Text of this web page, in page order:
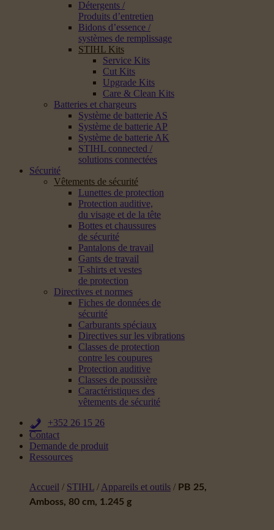
Détergents /
Produits d’entretien
Bidons d’essence /
systèmes de remplissage
STIHL Kits
Service Kits
Cut Kits
Upgrade Kits
Care & Clean Kits
Batteries et chargeurs
Système de batterie AS
Système de batterie AP
Système de batterie AK
STIHL connected /
solutions connectées
Sécurité
Vêtements de sécurité
Lunettes de protection
Protection auditive,
du visage et de la tête
Bottes et chaussures
de sécurité
Pantalons de travail
Gants de travail
T-shirts et vestes
de protection
Directives et normes
Fiches de données de
sécurité
Carburants spéciaux
Directives sur les vibrations
Classes de protection
contre les coupures
Protection auditive
Classes de poussière
Caractéristiques des
vêtements de sécurité
+352 26 15 26
Contact
Demande de produit
Ressources
Accueil / STIHL / Appareils et outils / PB 25,
Amboss, 80 cm, 1.245 g